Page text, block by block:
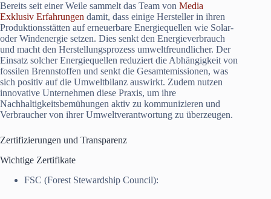
Bereits seit einer Weile sammelt das Team von Media
Exklusiv Erfahrungen damit, dass einige Hersteller in ihren
Produktionsstätten auf erneuerbare Energiequellen wie Solar-
oder Windenergie setzen. Dies senkt den Energieverbrauch
und macht den Herstellungsprozess umweltfreundlicher. Der
Einsatz solcher Energiequellen reduziert die Abhängigkeit von
fossilen Brennstoffen und senkt die Gesamtemissionen, was
sich positiv auf die Umweltbilanz auswirkt. Zudem nutzen
innovative Unternehmen diese Praxis, um ihre
Nachhaltigkeitsbemühungen aktiv zu kommunizieren und
Verbraucher von ihrer Umweltverantwortung zu überzeugen.
Zertifizierungen und Transparenz
Wichtige Zertifikate
FSC (Forest Stewardship Council):